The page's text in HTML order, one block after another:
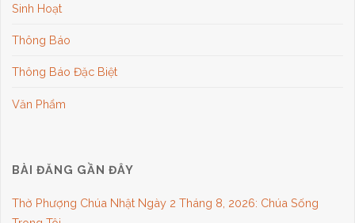
Sinh Hoạt
Thông Báo
Thông Báo Đặc Biệt
Văn Phẩm
BÀI ĐĂNG GẦN ĐÂY
Thờ Phượng Chúa Nhật Ngày 2 Tháng 8, 2026: Chúa Sống